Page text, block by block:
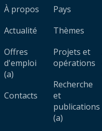
À propos
Actualité
Offres
d'emploi
(a)
Contacts
Pays
Thèmes
Projets et
opérations
Recherche
et
publications
(a)